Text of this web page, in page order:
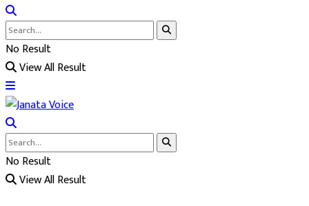
No Result
View All Result
No Result
View All Result